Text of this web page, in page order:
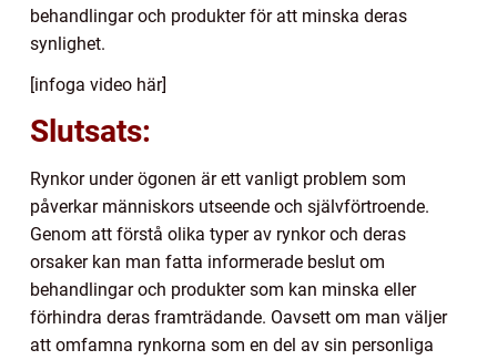
behandlingar och produkter för att minska deras
synlighet.
[infoga video här]
Slutsats:
Rynkor under ögonen är ett vanligt problem som
påverkar människors utseende och självförtroende.
Genom att förstå olika typer av rynkor och deras
orsaker kan man fatta informerade beslut om
behandlingar och produkter som kan minska eller
förhindra deras framträdande. Oavsett om man väljer
att omfamna rynkorna som en del av sin personliga